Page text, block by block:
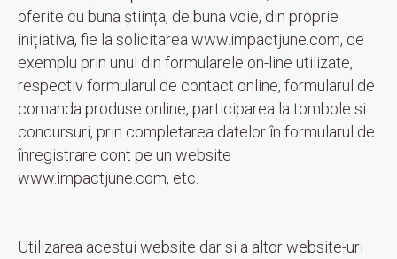
oferite cu buna știința, de buna voie, din proprie
inițiativa, fie la solicitarea www.impactjune.com, de
exemplu prin unul din formularele on-line utilizate,
respectiv formularul de contact online, formularul de
comanda produse online, participarea la tombole si
concursuri, prin completarea datelor în formularul de
înregistrare cont pe un website
www.impactjune.com, etc.
Utilizarea acestui website dar si a altor website-uri